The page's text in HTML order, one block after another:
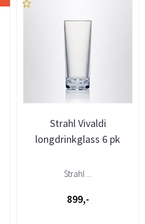
Strahl Vivaldi
longdrinkglass 6 pk
Strahl ...
899,-